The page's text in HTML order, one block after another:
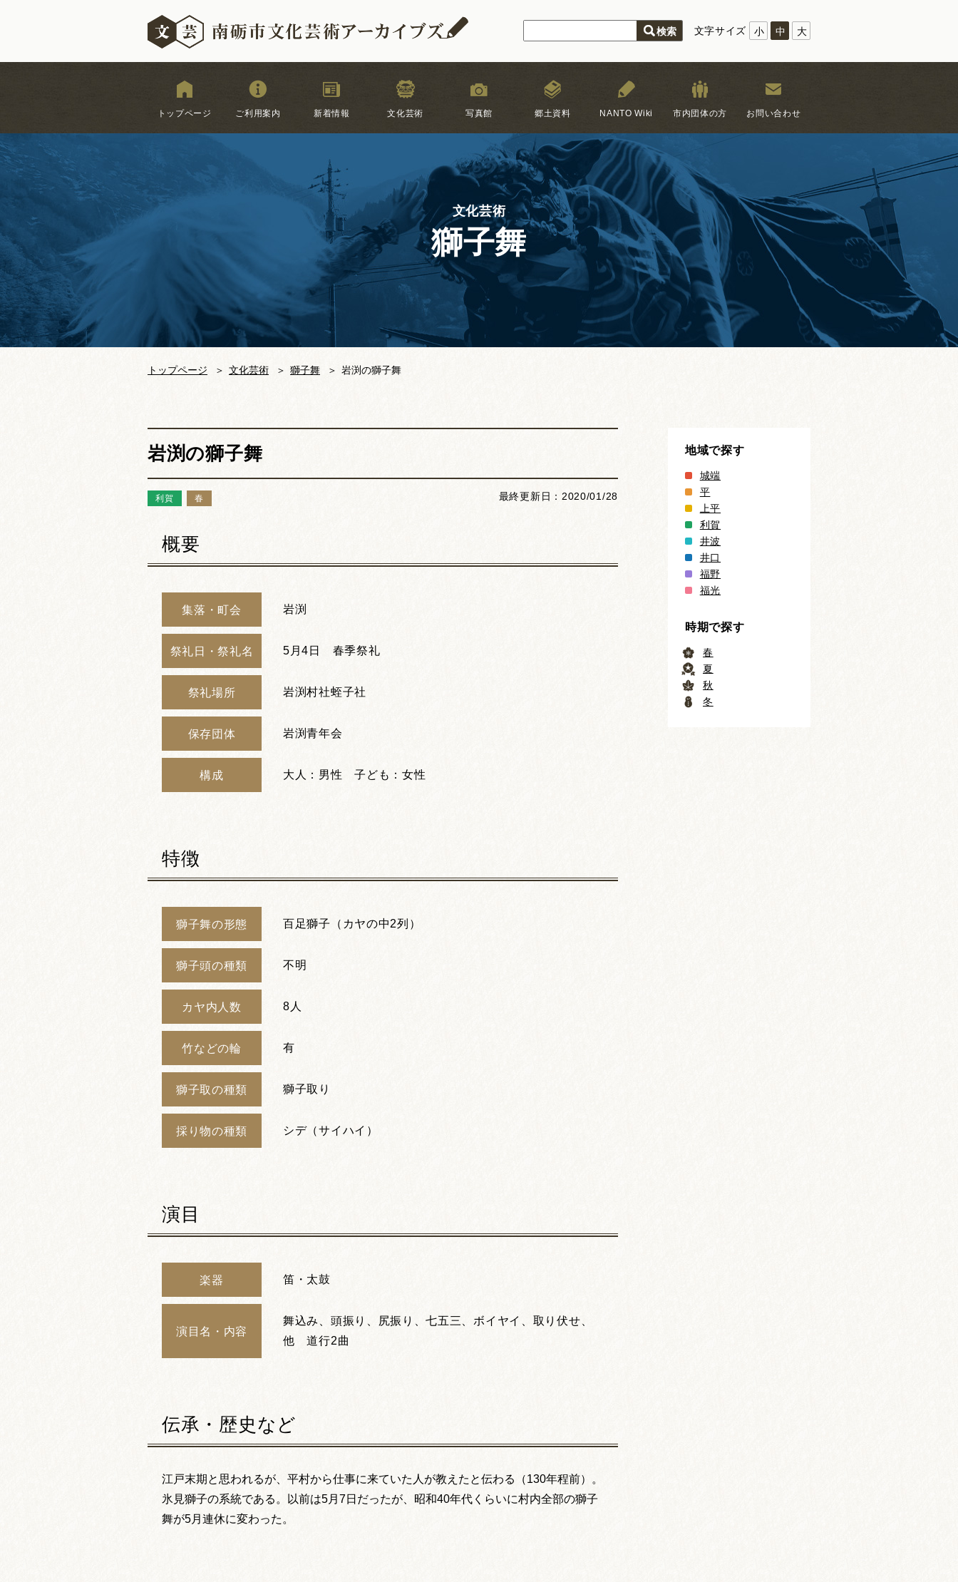
文字サイズ 小 中 大
トップページ ご利用案内 新着情報 文化芸術 写真館 郷土資料 NANTO Wiki 市内団体の方 お問い合わせ
文化芸術
獅子舞
トップページ 文化芸術 獅子舞 岩渕の獅子舞
岩渕の獅子舞
利賀 春 最終更新日：2020/01/28
概要
集落・町会 岩渕
祭礼日・祭礼名 5月4日 春季祭礼
祭礼場所 岩渕村社蛭子社
保存団体 岩渕青年会
構成 大人：男性 子ども：女性
特徴
獅子舞の形態 百足獅子（カヤの中2列）
獅子頭の種類 不明
カヤ内人数 8人
竹などの輪 有
獅子取の種類 獅子取り
採り物の種類 シデ（サイハイ）
演目
楽器 笛・太鼓
演目名・内容
舞込み、頭振り、尻振り、七五三、ボイヤイ、取り伏せ、
他 道行2曲
伝承・歴史など
江戸末期と思われるが、平村から仕事に来ていた人が教えたと伝わる（130年程前）。
氷見獅子の系統である。以前は5月7日だったが、昭和40年代くらいに村内全部の獅子
舞が5月連休に変わった。
地域で探す
城端
平
上平
利賀
井波
井口
福野
福光
時期で探す
春
夏
秋
冬